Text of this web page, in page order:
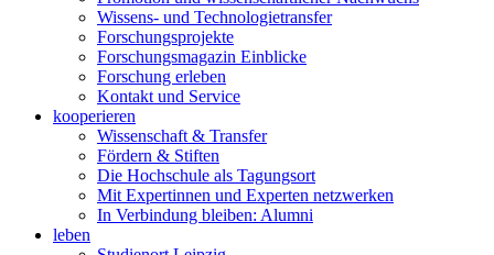
Wissens- und Technologietransfer
Forschungsprojekte
Forschungsmagazin Einblicke
Forschung erleben
Kontakt und Service
kooperieren
Wissenschaft & Transfer
Fördern & Stiften
Die Hochschule als Tagungsort
Mit Expertinnen und Experten netzwerken
In Verbindung bleiben: Alumni
leben